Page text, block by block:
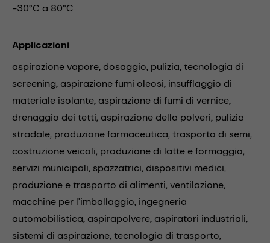
-30°C a 80°C
Applicazioni
aspirazione vapore, dosaggio, pulizia,tecnologia di
screening, aspirazione fumi oleosi, insufflaggio di
materiale isolante, aspirazione di fumi di vernice,
drenaggio dei tetti, aspirazione della polveri, pulizia
stradale, produzione farmaceutica,trasporto di semi,
costruzione veicoli, produzione di latte e formaggio,
servizi municipali, spazzatrici, dispositivi medici,
produzione e trasporto di alimenti,ventilazione,
macchine per l'imballaggio, ingegneria
automobilistica, aspirapolvere, aspiratori industriali,
sistemi di aspirazione,tecnologia di trasporto,